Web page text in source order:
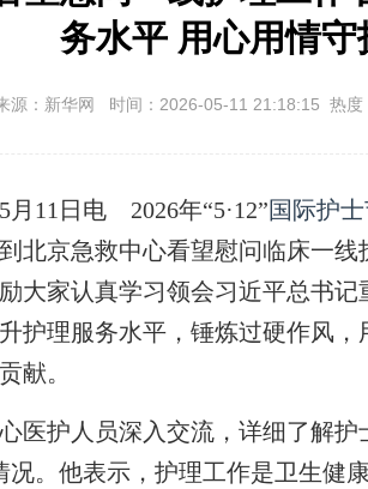
务水平 用心用情
源：新华网 时间：2026-05-11 21:18:15 热
11日电 2026年“5·12”国际护
北京急救中心看望慰问临床一
大家认真学习领会习近平总书
护理服务水平，锤炼过硬作风
献。
护人员深入交流，详细了解护
况。他表示，护理工作是卫生健